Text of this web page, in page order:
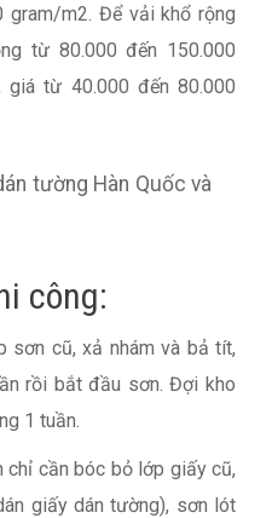
gram/m2. Để vải khổ rộng
từ 80.000 đến 150.000
từ 40.000 đến 80.000
tường Hàn Quốc và
công:
sơn cũ, xả nhám và bả tít,
rồi bắt đầu sơn. Đợi kho
1 tuần.
chỉ cần bóc bỏ lớp giấy cũ,
giấy dán tường), sơn lót